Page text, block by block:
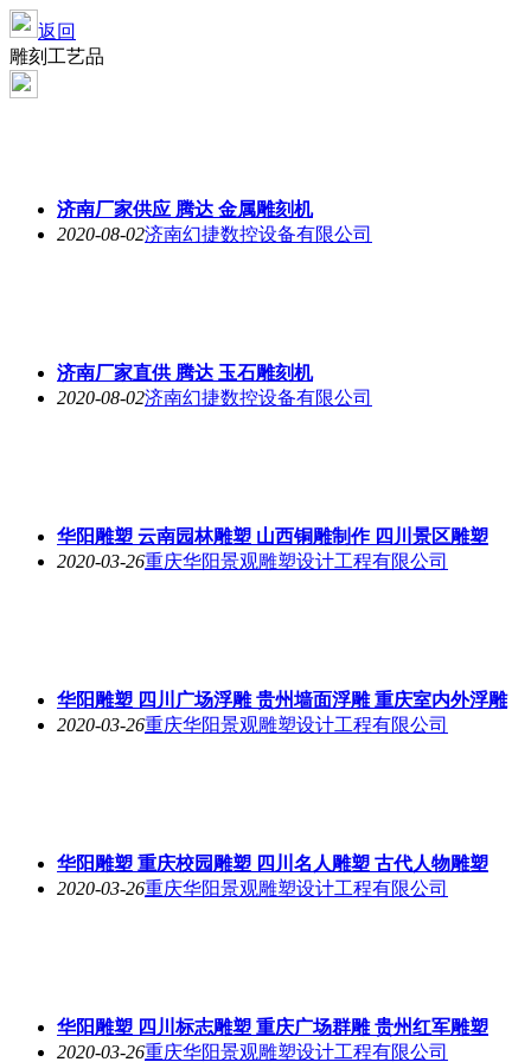
返回
雕刻工艺品
济南厂家供应 腾达 金属雕刻机
2020-08-02济南幻捷数控设备有限公司
济南厂家直供 腾达 玉石雕刻机
2020-08-02济南幻捷数控设备有限公司
华阳雕塑 云南园林雕塑 山西铜雕制作 四川景区雕塑
2020-03-26重庆华阳景观雕塑设计工程有限公司
华阳雕塑 四川广场浮雕 贵州墙面浮雕 重庆室内外浮雕
2020-03-26重庆华阳景观雕塑设计工程有限公司
华阳雕塑 重庆校园雕塑 四川名人雕塑 古代人物雕塑
2020-03-26重庆华阳景观雕塑设计工程有限公司
华阳雕塑 四川标志雕塑 重庆广场群雕 贵州红军雕塑
2020-03-26重庆华阳景观雕塑设计工程有限公司